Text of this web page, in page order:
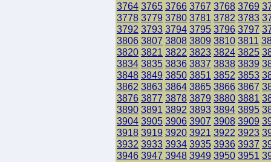
3764 3765 3766 3767 3768 3769
3778 3779 3780 3781 3782 3783
3792 3793 3794 3795 3796 3797
3806 3807 3808 3809 3810 3811
3820 3821 3822 3823 3824 3825
3834 3835 3836 3837 3838 3839
3848 3849 3850 3851 3852 3853
3862 3863 3864 3865 3866 3867
3876 3877 3878 3879 3880 3881
3890 3891 3892 3893 3894 3895
3904 3905 3906 3907 3908 3909
3918 3919 3920 3921 3922 3923
3932 3933 3934 3935 3936 3937
3946 3947 3948 3949 3950 3951